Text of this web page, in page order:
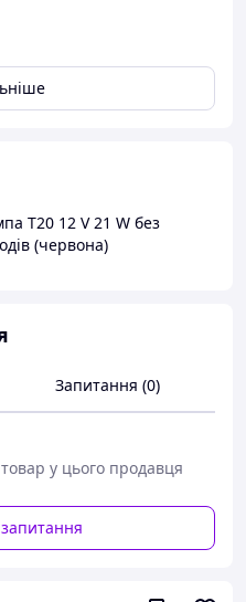
автолюбів. Цікаве
з прозорими каменями
T20 12 V 21 W без
(червона)
Запитання (0)
у цього продавця